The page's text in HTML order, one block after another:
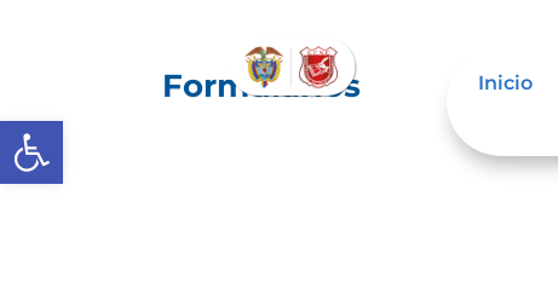
Abrir barra de herramientas
Inicio
Formularios